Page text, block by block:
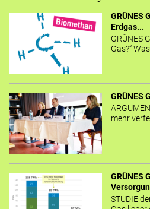
GRÜNES
Erdgas...
GRÜNES
Gas?“
GRÜNES
mehr
GRÜNES
STUDIE